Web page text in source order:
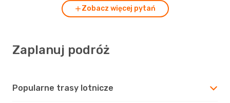
Zobacz więcej pytań
Zaplanuj podróż
Popularne trasy lotnicze